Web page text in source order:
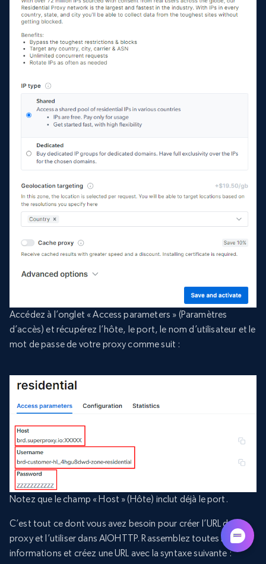
Accédez à l’onglet « Access parameters » (Paramètres
d’accès) et récupérez l’hôte, le port, le nom d’utilisateur et le
mot de passe de votre proxy comme suit :
Notez que le champ « Host » (Hôte) inclut déjà le port.
C’est tout ce dont vous avez besoin pour créer l’URL du
proxy et l’utiliser dans AIOHTTP. Rassemblez toutes les
informations et créez une URL avec la syntaxe suivante :